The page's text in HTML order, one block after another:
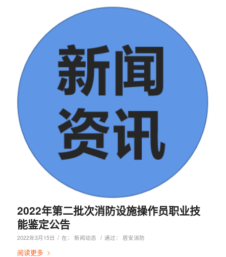
2022年第二批次消防设施操作员职业技
能鉴定公告
2022年3月15日 / 在： 新闻动态 / 通过： 居安消防
阅读更多